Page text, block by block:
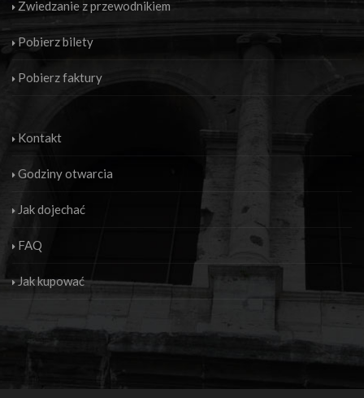
Zwiedzanie z przewodnikiem
Pobierz bilety
Pobierz faktury
Kontakt
Godziny otwarcia
Jak dojechać
FAQ
Jak kupować